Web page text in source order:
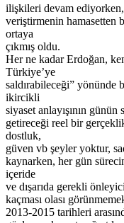
ilişkileri devam
veriştirmenin hamasetten
ortaya
çıkmış oldu.
Her ne kadar Erdoğan,
Türkiye’ye
saldırabileceği” yönünde
ikircikli
siyaset anlayışının
getireceği reel bir
dostluk,
güven vb şeyler yoktur,
kaynarken, her gün
içeride
ve dışarıda gerekli
kaçması olası
2013-2015 tarihleri